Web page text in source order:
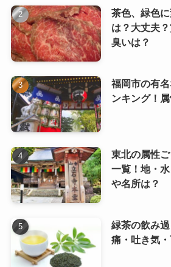
茶色、緑色
は？大丈夫？
臭いは？
福岡市の有
ンキング！
東北の属性
一覧！地・
や名所は？
緑茶の飲み
痛・吐き気